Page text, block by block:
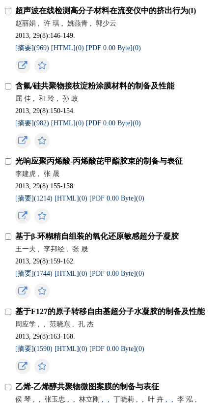
超声波在线检测高分子材料在流变仪中的挤出行为(I)
赵丽娟 , 许 琪 , 姚燕青 ,
郭少云
2013, 29(8):146-149.
[摘要](969) [HTML](0) [PDF 0.00 Byte](0)
含氟/硅共聚物接枝淀粉涂膜材料的制备及性能
屈 佳 , 和 玲 ,
孙 政
2013, 29(8):150-154.
[摘要](982) [HTML](0) [PDF 0.00 Byte](0)
光响应聚丙烯酸-丙烯酸芘甲酯胶束的制备与表征
李建虎 ,
张 晟
2013, 29(8):155-158.
[摘要](1214) [HTML](0) [PDF 0.00 Byte](0)
基于β-环糊精自组装的氧化还原敏感超分子凝胶
王一夫 , 李邦经 ,
张 晟
2013, 29(8):159-162.
[摘要](1744) [HTML](0) [PDF 0.00 Byte](0)
基于F127的原子转移自由基超分子水凝胶的制备及性能
周应学 , , 范晓东 ,
孔 杰
2013, 29(8):163-168.
[摘要](1590) [HTML](0) [PDF 0.00 Byte](0)
乙烯-乙烯醇共聚物微图案膜的制备与表征
侯 琴 , , 张玉忠 , , 林立刚 , , 丁晓莉 , , 叶 卉 , , 李 泓 ,